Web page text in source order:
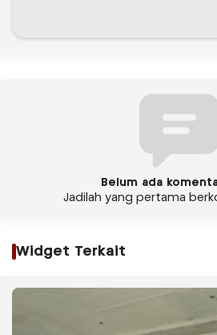
Belum ada
Jadilah yang pertama
Widget Terkait